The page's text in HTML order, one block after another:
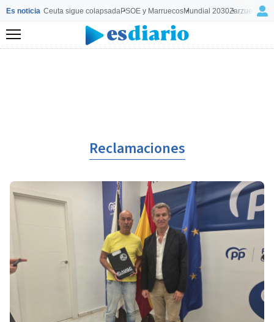
Es noticia Ceuta sigue colapsadaPSOE y MarruecosMundial 2030Zarzuela y
Menú
Reclamaciones